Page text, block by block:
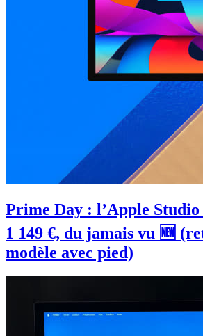
Prime Day : l’Apple Studio
1 149 €, du jamais vu 🆕
modèle avec pied)